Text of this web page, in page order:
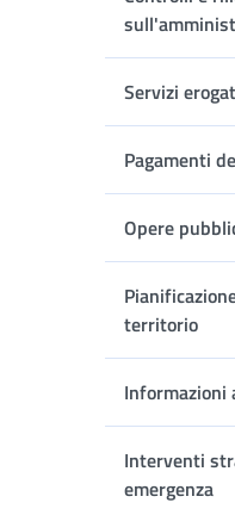
Servizi
Pagamenti
Opere
territorio
Informazioni
Interventi
emergenza